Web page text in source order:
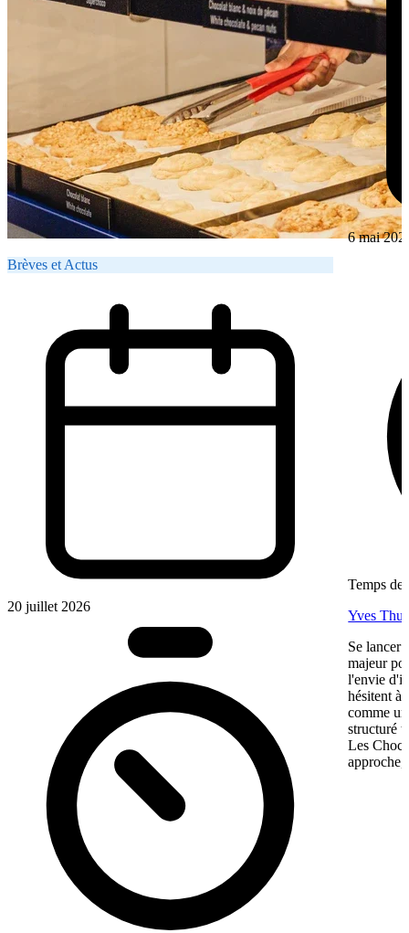
Brèves et Actus
20 juillet 2026
6 mai
Temps de
Yves
Se lancer
majeur
l'envie
hésitent à
comme
structuré
Les
approche,